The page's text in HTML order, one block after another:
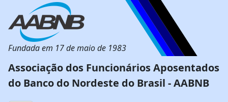
Fundada em 17 de maio de 1983
Associação dos Funcionários Aposentados
do Banco do Nordeste do Brasil - AABNB